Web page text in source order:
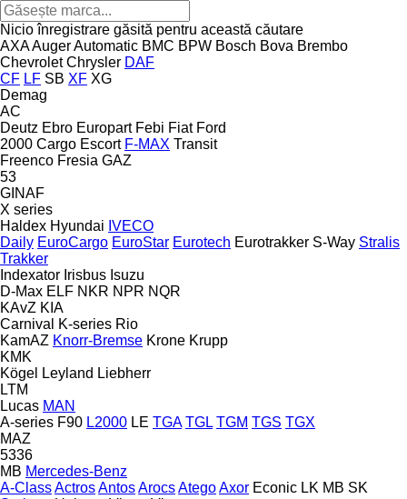
Nicio înregistrare găsită pentru această căutare
AXAAugerAutomatic BMC BPW Bosch Bova Brembo
Chevrolet Chrysler DAF
CF LF SB XF XG
Demag
AC
Deutz Ebro Europart Febi Fiat Ford
2000 Cargo Escort F-MAX Transit
Freenco Fresia GAZ
53
GINAF
X series
Haldex Hyundai IVECO
Daily EuroCargo EuroStar Eurotech Eurotrakker S-Way Stralis
Trakker
Indexator Irisbus Isuzu
D-Max ELF NKR NPR NQR
KAvZ KIA
Carnival
K-series Rio
KamAZ Knorr-Bremse Krone Krupp
KMK
Kögel
Leyland Liebherr
LTM
Lucas MAN
A-series F90 L2000 LE TGA TGL TGM TGS TGX
MAZ
5336
MB Mercedes-Benz
A-ClassActrosAntosArocsAtegoAxor Econic LK MB SK